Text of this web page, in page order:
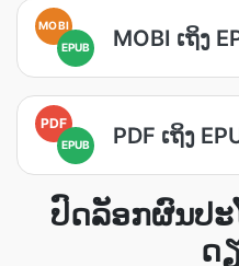
MOBI
EPUB
MOBI ເຖິງ
PDF
EPUB PDF ເຖິງ
ປົດລັອກຜົນປະ
ດ